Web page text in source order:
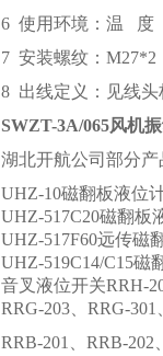
6 使用环境：温 度
7 安装螺纹：M27*2
8 出线定义：见线头
SWZT-3A/065风机
湖北开航公司部分产
UHZ-10磁翻板液位
UHZ-517C20磁翻板
UHZ-517F60远传磁
UHZ-519C14/C15磁
音叉液位开关RRH-
RRG-203、RRG-
RRB-201、RRB-202